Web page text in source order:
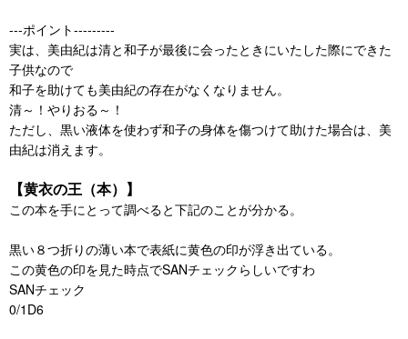
---ポイント---------
実は、美由紀は清と和子が最後に会ったときにいたした際にできた
子供なので
和子を助けても美由紀の存在がなくなりません。
清～！やりおる～！
ただし、黒い液体を使わず和子の身体を傷つけて助けた場合は、美
由紀は消えます。
【黄衣の王（本）】
この本を手にとって調べると下記のことが分かる。
黒い８つ折りの薄い本で表紙に黄色の印が浮き出ている。
この黄色の印を見た時点でSANチェックらしいですわ
SANチェック
0/1D6